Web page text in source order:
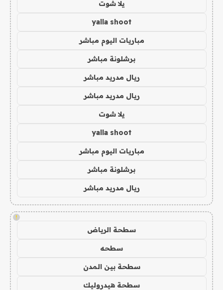
يلا شوت
yalla shoot
مباريات اليوم مباشر
برشلونة مباشر
ريال مدريد مباشر
ريال مدريد مباشر
يلا شوت
yalla shoot
مباريات اليوم مباشر
برشلونة مباشر
ريال مدريد مباشر
!
سطحة الرياض
سطحه
سطحة بين المدن
سطحة هيدروليك